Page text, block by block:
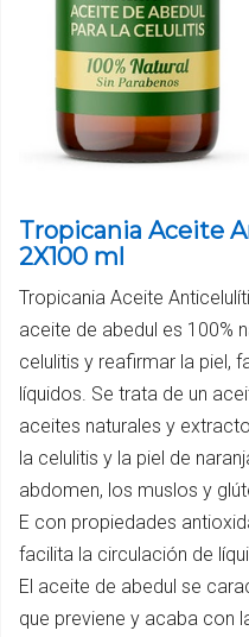
Tropicania Aceite
2X100 ml
Tropicania Aceite
aceite de abedul es 100%
celulitis y reafirmar la piel,
líquidos. Se trata de un
aceites naturales y
la celulitis y la piel de
abdomen, los muslos y
E con propiedades
facilita la circulación de
El aceite de abedul se
que previene y acaba con